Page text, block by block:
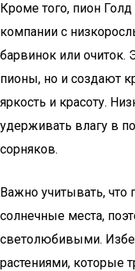
Кроме того, пион
компании с
барвинок или очиток.
пионы, но и создают
яркость и красоту.
удерживать влагу в
сорняков.
Важно учитывать, что
солнечные места,
светолюбивыми.
растениями, которые